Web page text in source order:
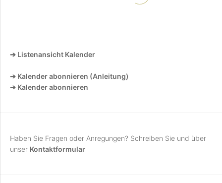
➔ Listenansicht Kalender
➔ Kalender abonnieren (Anleitung)
➔ Kalender abonnieren
Haben Sie Fragen oder Anregungen? Schreiben Sie und über
unser Kontaktformular